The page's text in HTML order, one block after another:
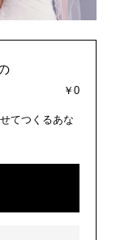
￥0
てつくるあな